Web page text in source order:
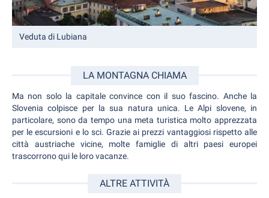
Veduta di Lubiana
LA MONTAGNA CHIAMA
Ma non solo la capitale convince con il suo fascino. Anche la
Slovenia colpisce per la sua natura unica. Le Alpi slovene, in
particolare, sono da tempo una meta turistica molto apprezzata
per le escursioni e lo sci. Grazie ai prezzi vantaggiosi rispetto alle
città austriache vicine, molte famiglie di altri paesi europei
trascorrono qui le loro vacanze.
ALTRE ATTIVITÀ